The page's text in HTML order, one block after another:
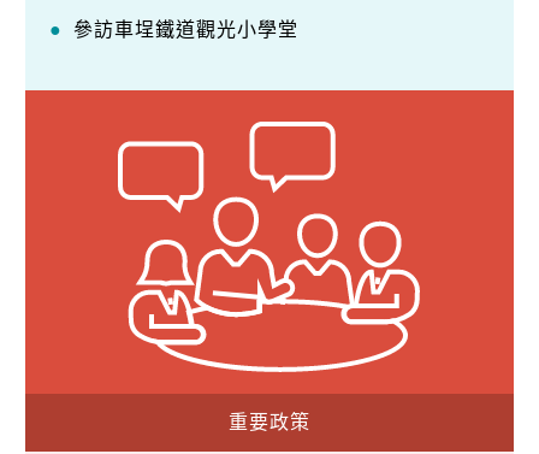
參訪車埕鐵道觀光小學堂
重要政策